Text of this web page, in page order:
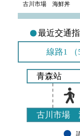
古川市場 海鮮丼
最近交通
線路1 （
青森站
古川市場